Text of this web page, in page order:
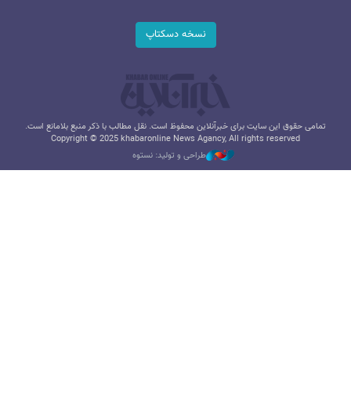
نسخه دسکتاپ
تمامی حقوق این سایت برای خبرآنلاین محفوظ است. نقل مطالب با ذکر منبع بلامانع است.
Copyright © 2025 khabaronline News Agancy, All rights reserved
طراحی و تولید: نستوه